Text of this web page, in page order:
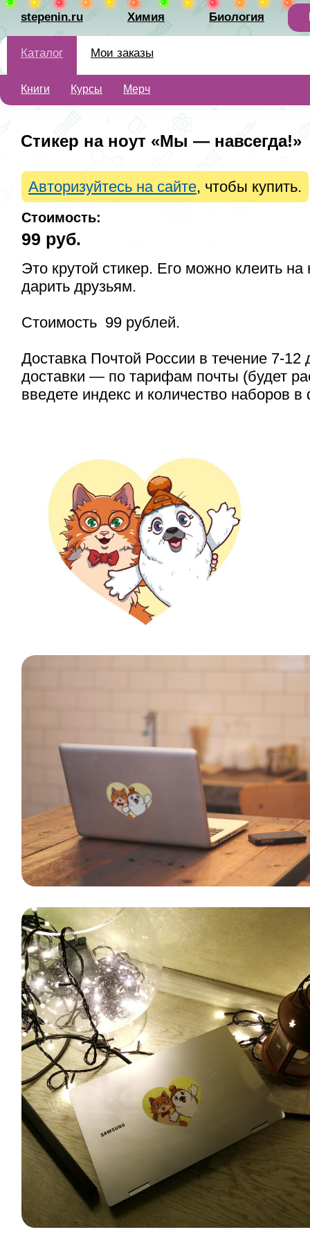
stepenin.ru Химия Биология
Каталог Мои заказы
Книги Курсы Мерч
Стикер на ноут «Мы — навсегда!»
Авторизуйтесь на сайте, чтобы купить.
Стоимость:
99 руб.
Это крутой стикер. Его можно клеить на
дарить друзьям.
Стоимость 99 рублей.
Доставка Почтой России в течение 7-12
доставки — по тарифам почты (будет
введете индекс и количество наборов